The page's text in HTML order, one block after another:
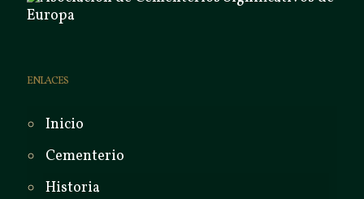
ENLACES
Inicio
Cementerio
Historia